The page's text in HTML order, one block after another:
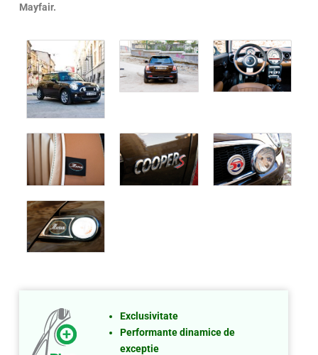
Mayfair.
Exclusivitate
Performante dinamice de
exceptie